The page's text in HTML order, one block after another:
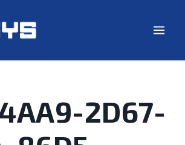
2D67-